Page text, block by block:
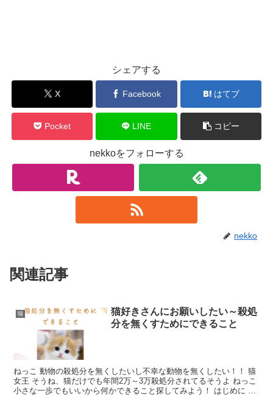
シェアする
X Facebook はてブ
Pocket LINE コピー
nekkoをフォローする
nekko
関連記事
猫
猫好きさんにお願いしたい～殺処
分を無くすためにできること
ねっこ 動物の殺処分を無くしたいし不幸な動物を無くしたい！！ 猫
女王 そうね、猫だけでも年間2万～3万殺処分されてるそうよ ねっこ
小さな一歩でもいいから何かできること探してみよう！ はじめに 猫